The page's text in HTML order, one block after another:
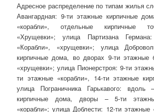
Адресное распределение по типам жилья
Авангардная: 9-ти этажные кирпичные
«корабли», отдельные кирпичные
«Хрущевки»; улица Партизана
«Корабли», «хрущевки»; улица
кирпичные дома, во дворах 9-ти этажные
«хрущевки»; улица Пионерстроя: 9-ти
ти этажные «корабли», 14-ти этажные
улица Пограничника Гарькавого:
кирпичные дома, дворы – 5-ти
«корабли»; улица Доблести: 12-ти этажные